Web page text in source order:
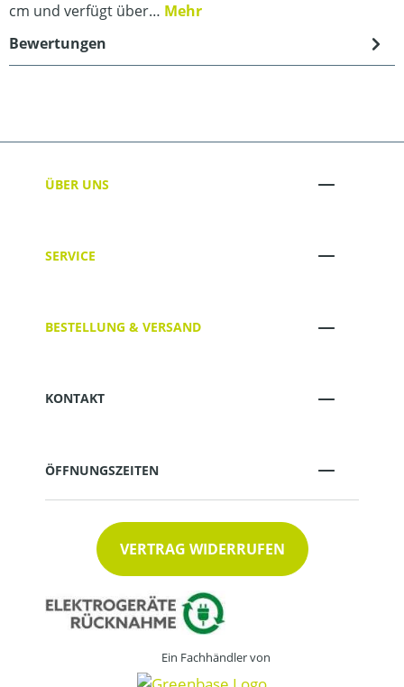
cm und verfügt über… Mehr
Bewertungen
ÜBER UNS
SERVICE
BESTELLUNG & VERSAND
KONTAKT
ÖFFNUNGSZEITEN
VERTRAG WIDERRUFEN
Ein Fachhändler von